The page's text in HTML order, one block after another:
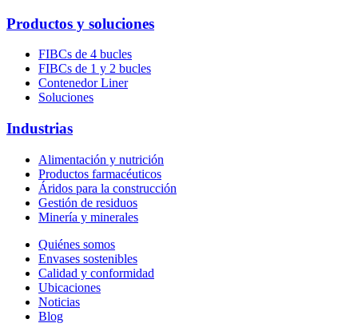
Productos y soluciones
FIBCs de 4 bucles
FIBCs de 1 y 2 bucles
Contenedor Liner
Soluciones
Industrias
Alimentación y nutrición
Productos farmacéuticos
Áridos para la construcción
Gestión de residuos
Minería y minerales
Quiénes somos
Envases sostenibles
Calidad y conformidad
Ubicaciones
Noticias
Blog